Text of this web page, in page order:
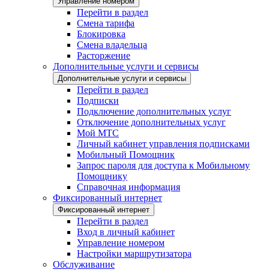
Перейти в раздел
Смена тарифа
Блокировка
Смена владельца
Расторжение
Дополнительные услуги и сервисы
Дополнительные услуги и сервисы
Перейти в раздел
Подписки
Подключение дополнительных услуг
Отключение дополнительных услуг
Мой МТС
Личный кабинет управления подписками
Мобильный Помощник
Запрос пароля для доступа к Мобильному
Помощнику
Справочная информация
Фиксированный интернет
Фиксированный интернет
Перейти в раздел
Вход в личный кабинет
Управление номером
Настройки маршрутизатора
Обслуживание